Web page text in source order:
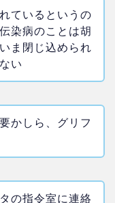
ているというの
染病のことは胡
ま閉じ込められ
い
かしら、グリフ
の指令室に連絡